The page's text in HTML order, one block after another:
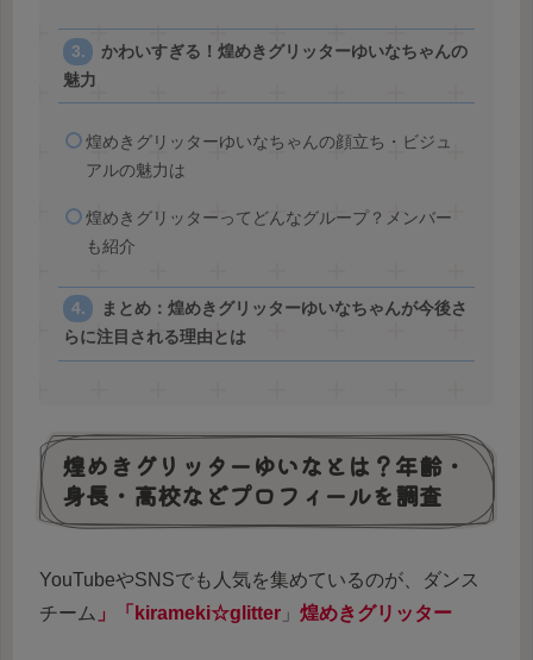
かわいすぎる！煌めきグリッターゆいなちゃんの
魅力
煌めきグリッターゆいなちゃんの顔立ち・ビジュ
アルの魅力は
煌めきグリッターってどんなグループ？メンバー
も紹介
まとめ：煌めきグリッターゆいなちゃんが今後さ
らに注目される理由とは
煌めきグリッターゆいなとは？年齢・
身長・高校などプロフィールを調査
YouTubeやSNSでも人気を集めているのが、ダンス
チーム 」「 kirameki☆glitter 」 煌めきグリッター